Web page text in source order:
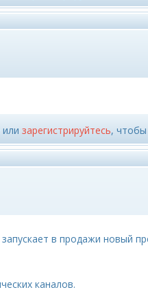
или зарегистрируйтесь,
в продажи новый
каналов.